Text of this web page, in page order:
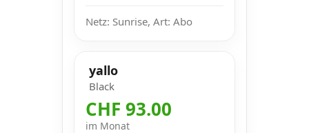
Netz: Sunrise, Art: Abo
yallo
Black
CHF 93.00
im Monat